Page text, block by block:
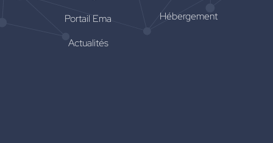
Portail Ema
Actualités
Hébergement